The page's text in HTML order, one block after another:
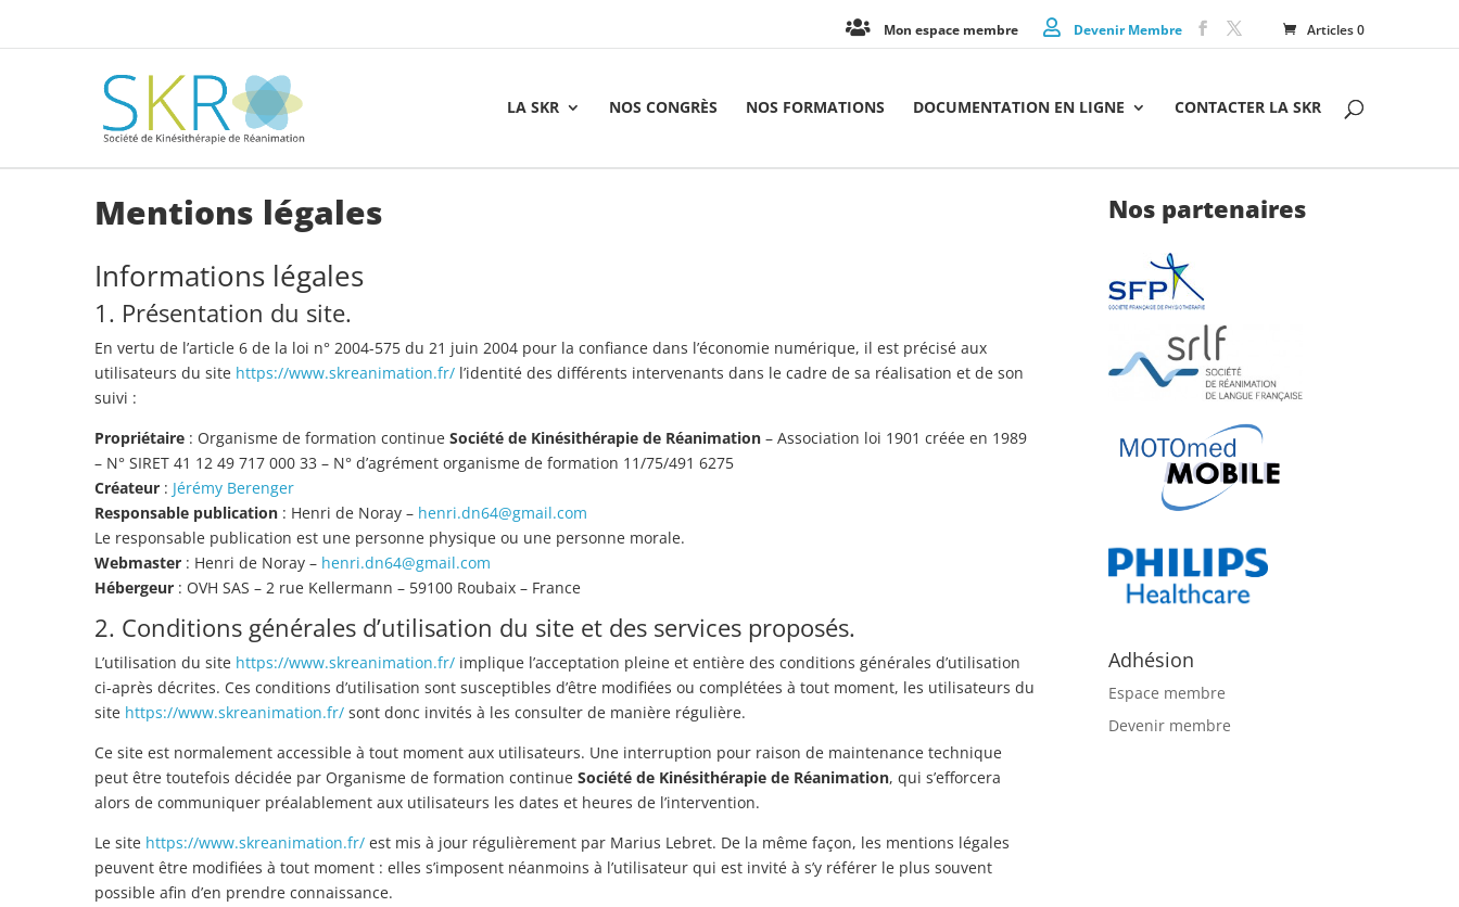
Articles 0
Mon espace membre Devenir Membre
LA SKR NOS CONGRÈS NOS FORMATIONS DOCUMENTATION EN LIGNE CONTACTER LA SKR
Mentions légales
Informations légales
1. Présentation du site.
En vertu de l’article 6 de la loi n° 2004-575 du 21 juin 2004 pour la confiance dans l’économie numérique, il est précisé aux
utilisateurs du site https://www.skreanimation.fr/ l’identité des différents intervenants dans le cadre de sa réalisation et de son
suivi :
Propriétaire : Organisme de formation continue Société de Kinésithérapie de Réanimation – Association loi 1901 créée en 1989
– N° SIRET 41 12 49 717 000 33 – N° d’agrément organisme de formation 11/75/491 6275
Créateur : Jérémy Berenger
Responsable publication : Henri de Noray – henri.dn64@gmail.com
Le responsable publication est une personne physique ou une personne morale.
Webmaster : Henri de Noray – henri.dn64@gmail.com
Hébergeur : OVH SAS – 2 rue Kellermann – 59100 Roubaix – France
2. Conditions générales d’utilisation du site et des services proposés.
L’utilisation du site https://www.skreanimation.fr/ implique l’acceptation pleine et entière des conditions générales d’utilisation
ci-après décrites. Ces conditions d’utilisation sont susceptibles d’être modifiées ou complétées à tout moment, les utilisateurs du
site https://www.skreanimation.fr/ sont donc invités à les consulter de manière régulière.
Ce site est normalement accessible à tout moment aux utilisateurs. Une interruption pour raison de maintenance technique
peut être toutefois décidée par Organisme de formation continue Société de Kinésithérapie de Réanimation, qui s’efforcera
alors de communiquer préalablement aux utilisateurs les dates et heures de l’intervention.
Le site https://www.skreanimation.fr/ est mis à jour régulièrement par Marius Lebret. De la même façon, les mentions légales
peuvent être modifiées à tout moment : elles s’imposent néanmoins à l’utilisateur qui est invité à s’y référer le plus souvent
possible afin d’en prendre connaissance.
Nos partenaires
Adhésion
Espace membre
Devenir membre